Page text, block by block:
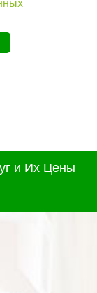
и Их Цены